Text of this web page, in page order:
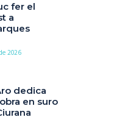
fer el
a
2026
dedica
en suro